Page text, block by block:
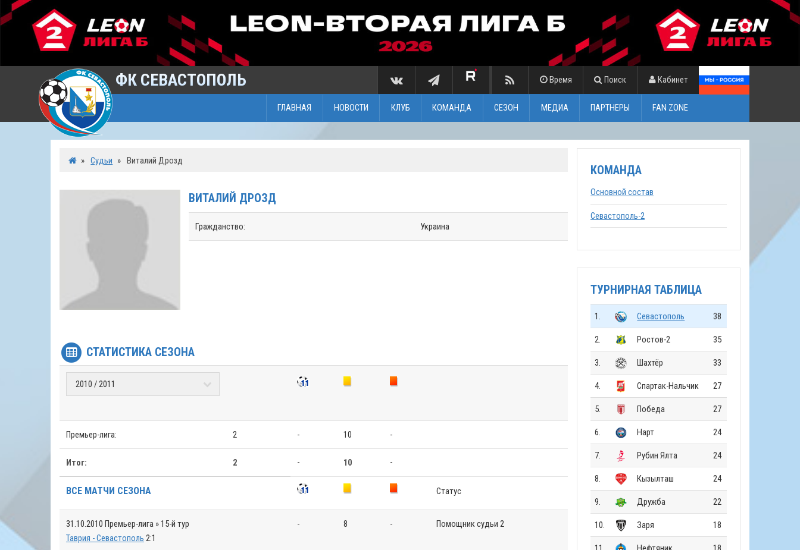
ФК СЕВАСТОПОЛЬ Время Поиск Кабинет
ГЛАВНАЯ НОВОСТИ КЛУБ КОМАНДА СЕЗОН МЕДИА ПАРТНЕРЫ FAN ZONE
» Судьи » Виталий Дрозд
ВИТАЛИЙ ДРОЗД
Гражданство: Украина
СТАТИСТИКА СЕЗОНА
Премьер-лига: 2 - 10 -
Итог: 2 - 10 -
ВСЕ МАТЧИ СЕЗОНА Статус
31.10.2010 Премьер-лига » 15-й тур
Таврия - Севастополь 2:1
- 8 - Помощник судьи 2
КОМАНДА
Основной состав
Севастополь-2
ТУРНИРНАЯ ТАБЛИЦА
1. Севастополь 38
2. Ростов-2 35
3. Шахтёр 33
4. Спартак-Нальчик 27
5. Победа 27
6. Нарт 24
7. Рубин Ялта 24
8. Кызылташ 24
9. Дружба 22
10. Заря 18